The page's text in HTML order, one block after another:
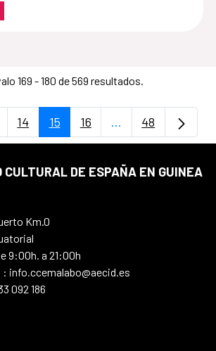
169 - 180 de 569 resultados.
intermedias Use TAB para
Página
14 Página
15 Página
16 ...PáginasPágina
48
CULTURAL DE ESPAÑA EN GUINEA
Km.0
9:00h. a 21:00h
info.ccemalabo@aecid.es
092 186